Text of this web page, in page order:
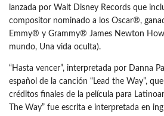
lanzada por Walt Disney Records que
compositor nominado a los Oscar®,
Emmy® y Grammy® James Newton
mundo, Una vida oculta).
“Hasta vencer”, interpretada por Danna
español de la canción “Lead the Way”,
créditos finales de la película para
The Way” fue escrita e interpretada en